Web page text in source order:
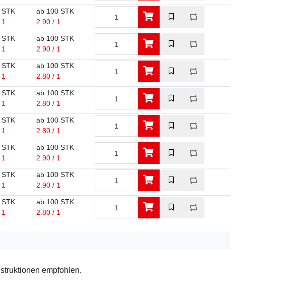
ab 100 STK
2.90 / 1
ab 100 STK
2.90 / 1
ab 100 STK
2.80 / 1
ab 100 STK
2.80 / 1
ab 100 STK
2.80 / 1
ab 100 STK
2.90 / 1
ab 100 STK
2.90 / 1
ab 100 STK
2.80 / 1
empfohlen.